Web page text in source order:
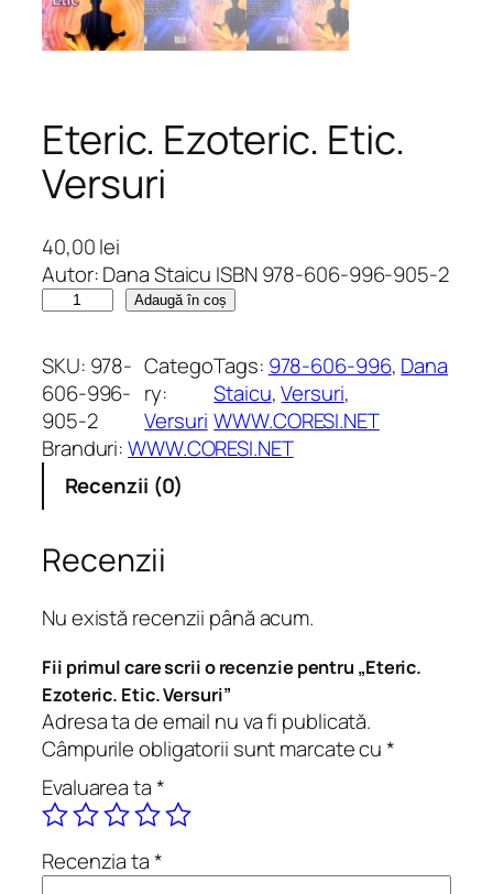
Eteric. Ezoteric. Etic.
Versuri
40,00lei
Autor: Dana Staicu ISBN 978-606-996-905-2
n
t
i
t
a
E
t
e
r
i
c
E
o
t
e
r
Adaugă în coș
SKU: 978-
606-996-
905-2
Catego
ry:
Versuri
Tags: 978-606-996, Dana
Staicu, Versuri
WWW.CORESI.NET
Branduri:WWW.CORESI.NET
Recenzii (0)
Recenzii
Nu există recenzii până acum.
Fii primul care scrii o recenzie pentru „Eteric.
Ezoteric. Etic. Versuri”
Adresa ta de email nu va fi publicată.
Câmpurile obligatorii sunt marcate cu*
Evaluarea ta*
Recenzia ta*